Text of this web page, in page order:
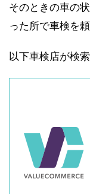
そのときの車の
った所で車検を
以下車検店が検